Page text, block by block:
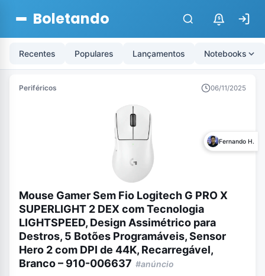
Boletando $
Recentes Populares Lançamentos Notebooks
Periféricos 06/11/2025
Fernando H.
Mouse Gamer Sem Fio Logitech G PRO X
SUPERLIGHT 2 DEX com Tecnologia
LIGHTSPEED, Design Assimétrico para
Destros, 5 Botões Programáveis, Sensor
Hero 2 com DPI de 44K, Recarregável,
Branco – 910-006637 #anúncio